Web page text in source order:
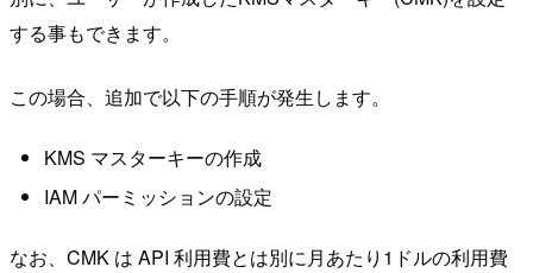
する事もできます。
この場合、追加で以下の手順が発生します。
KMS マスターキーの作成
IAM パーミッションの設定
なお、CMK は API 利用費とは別に月あたり1ドルの利用費